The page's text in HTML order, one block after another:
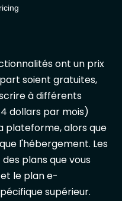
ont un prix
soient gratuites,
à différents
dollars par mois)
plateforme, alors que
l'hébergement. Les
plans que vous
et le plan e-
supérieur.